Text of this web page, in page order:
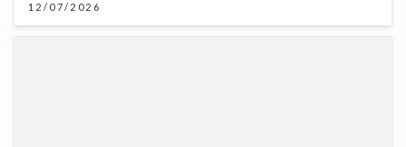
12/07/2026